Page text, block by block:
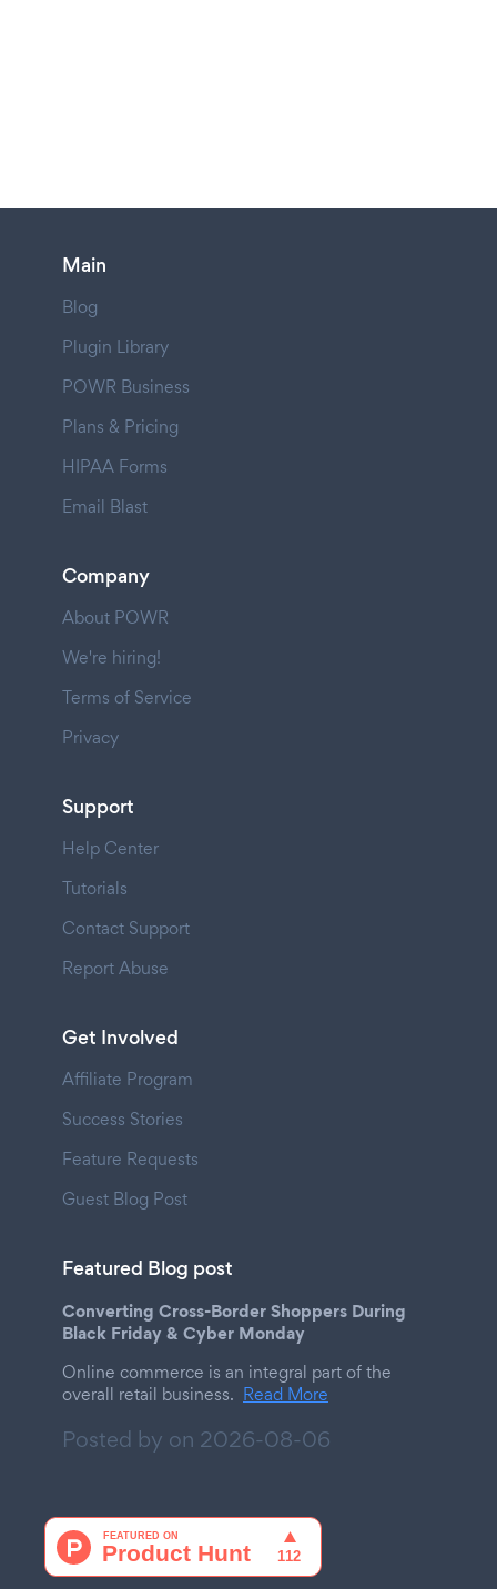
Main
Blog
Plugin Library
POWR Business
Plans & Pricing
HIPAA Forms
Email Blast
Company
About POWR
We're hiring!
Terms of Service
Privacy
Support
Help Center
Tutorials
Contact Support
Report Abuse
Get Involved
Affiliate Program
Success Stories
Feature Requests
Guest Blog Post
Featured Blog post
Converting Cross-Border Shoppers During
Black Friday & Cyber Monday
Online commerce is an integral part of the
overall retail business. Read More
Posted by on 2026-08-06